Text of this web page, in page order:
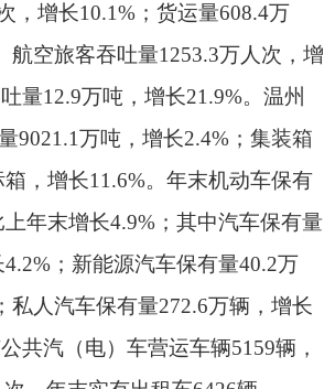
，增长10.1%；货运量608.4万
航空旅客吞吐量1253.3万人次，增
量12.9万吨，增长21.9%。温州
9021.1万吨，增长2.4%；集装箱
箱，增长11.6%。年末机动车保有
年末增长4.9%；其中汽车保有量
4.2%；新能源汽车保有量40.2万
私人汽车保有量272.6万辆，增长
共汽（电）车营运车辆5159辆，